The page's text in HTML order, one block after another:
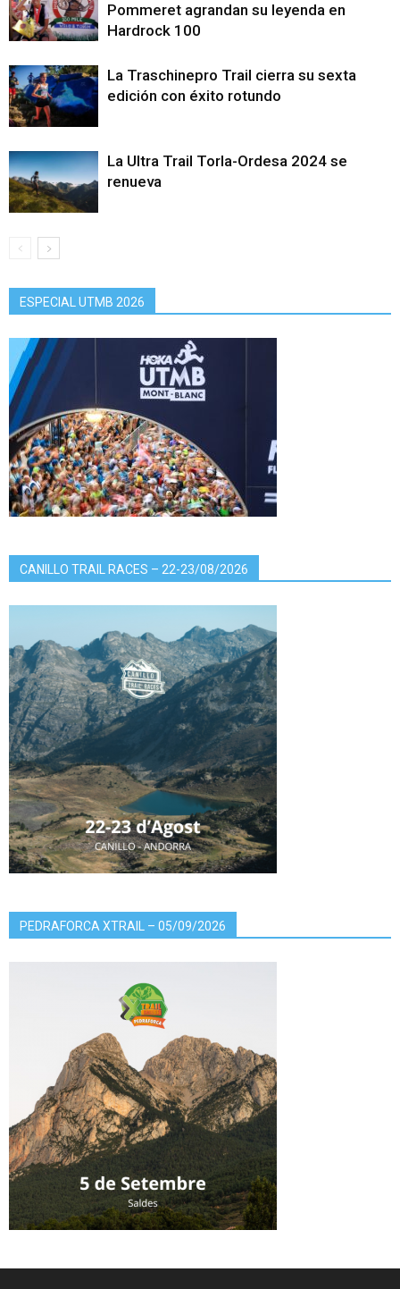
Pommeret agrandan su leyenda en
Hardrock 100
La Traschinepro Trail cierra su sexta
edición con éxito rotundo
La Ultra Trail Torla-Ordesa 2024 se
renueva
ESPECIAL UTMB 2026
CANILLO TRAIL RACES – 22-23/08/2026
PEDRAFORCA XTRAIL – 05/09/2026